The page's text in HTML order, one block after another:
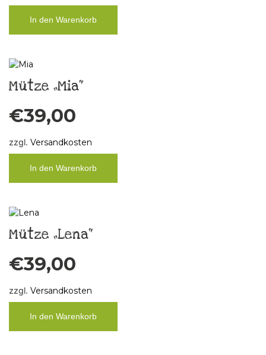
In den Warenkorb
Mütze „Mia“
€39,00
zzgl. Versandkosten
In den Warenkorb
Mütze „Lena“
€39,00
zzgl. Versandkosten
In den Warenkorb